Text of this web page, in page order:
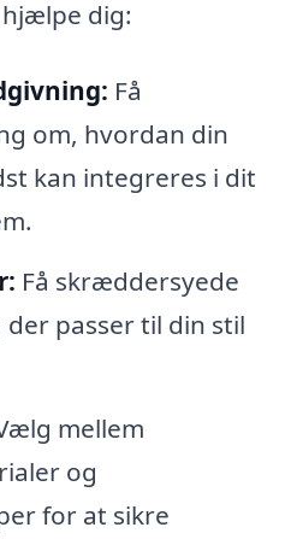
dig:
Få
om, hvordan din
kan integreres i dit
Få skræddersyede
passer til din stil
mellem
og
for at sikre